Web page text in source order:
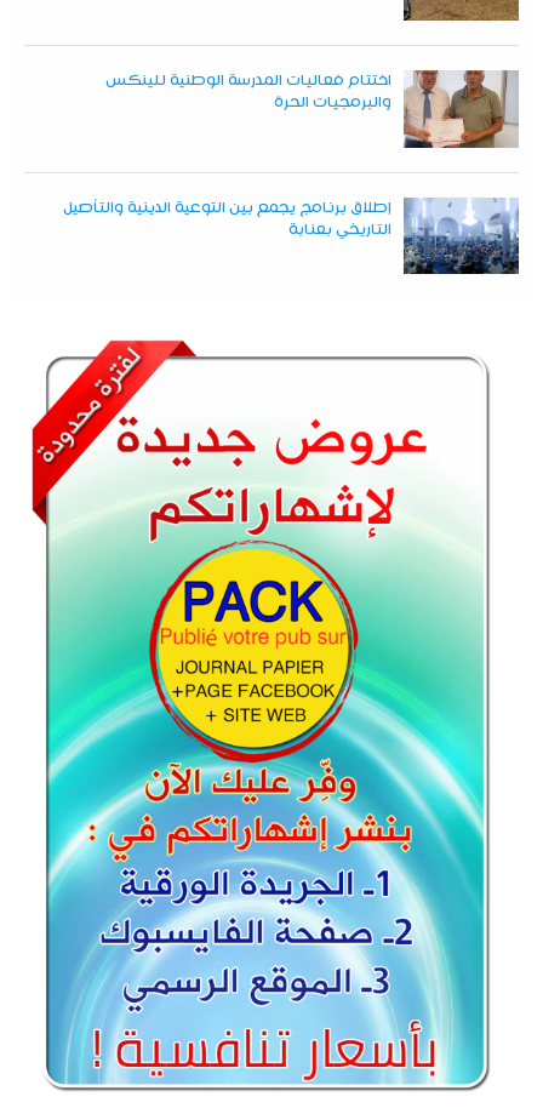
اختتام فعاليات المدرسة الوطنية للينكس
والبرمجيات الحرة
إطلاق برنامج يجمع بين التوعية الدينية والتأصيل
التاريخي بعنابة